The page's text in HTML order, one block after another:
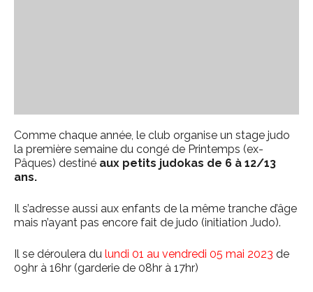
Comme chaque année, le club organise un stage judo
la première semaine du congé de Printemps (ex-
Pâques) destiné aux petits judokas de 6 à 12/13
ans.
Il s’adresse aussi aux enfants de la même tranche d’âge
mais n’ayant pas encore fait de judo (initiation Judo).
Il se déroulera du lundi 01 au vendredi 05 mai 2023 de
09hr à 16hr (garderie de 08hr à 17hr)